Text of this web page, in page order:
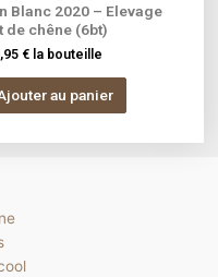
Blanc 2020 – Elevage
de chêne (6bt)‎
€ la bouteille
au panier